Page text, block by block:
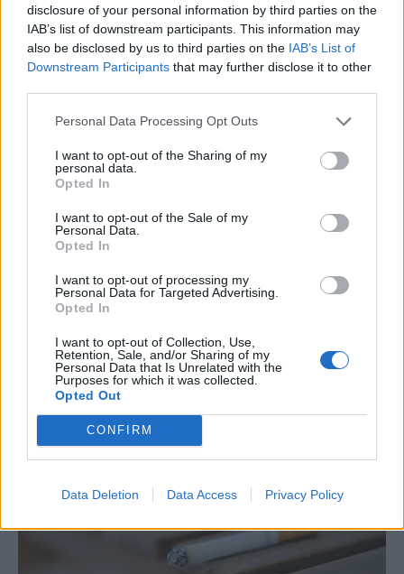
disclosure of your personal information by third parties on the
IAB’s list of downstream participants. This information may
also be disclosed by us to third parties on the IAB’s List of
Downstream Participants that may further disclose it to other
Personal Data Processing Opt Outs
I want to opt-out of the Sharing of my
personal data.
Opted In
I want to opt-out of the Sale of my
Personal Data.
Opted In
I want to opt-out of processing my
Personal Data for Targeted Advertising.
Opted In
I want to opt-out of Collection, Use,
Retention, Sale, and/or Sharing of my
Personal Data that Is Unrelated with the
Purposes for which it was collected.
Opted Out
CONFIRM
Data Deletion Data Access Privacy Policy
Ακολουθήστε το στοGoogle Newsκαι
μάθετε πρώτοι όλες τις ειδήσεις
Δείτε όλες τις τελευταίεςΕιδήσειςαπό την Ελλάδα και
τον Κόσμο, στο
TAGS
καρκίνος
Bayer ΗΠΑ
ΣΧΕΤΙΚΑ